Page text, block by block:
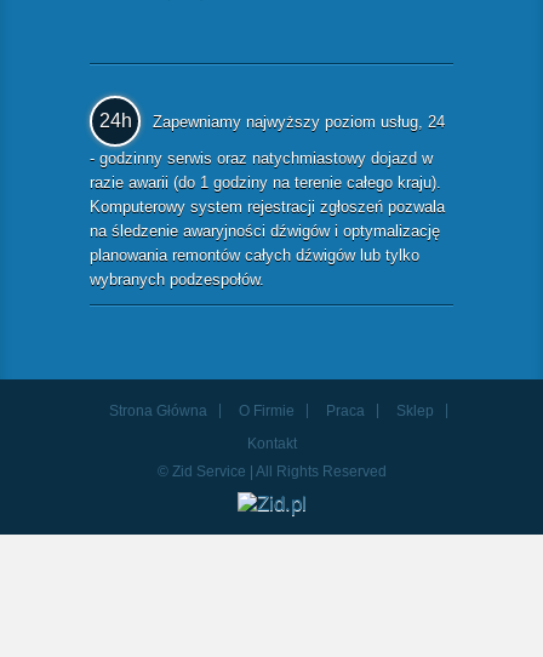
24h
Zapewniamy najwyższy poziom usług, 24
- godzinny serwis oraz natychmiastowy dojazd w
razie awarii (do 1 godziny na terenie całego kraju).
Komputerowy system rejestracji zgłoszeń pozwala
na śledzenie awaryjności dźwigów i optymalizację
planowania remontów całych dźwigów lub tylko
wybranych podzespołów.
Strona Główna O Firmie Praca
Sklep
Kontakt
© Zid Service | All Rights Reserved